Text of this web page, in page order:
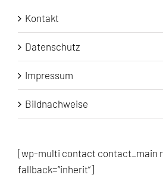
Kontakt
Datenschutz
Impressum
Bildnachweise
[wp-multi contact contact_main
fallback=“inherit“]